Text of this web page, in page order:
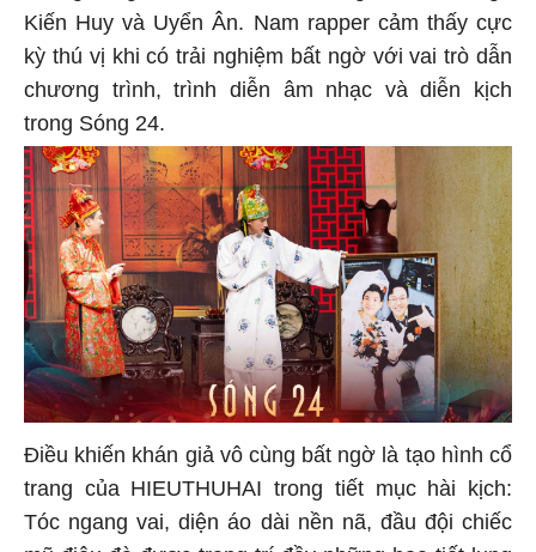
Kiến Huy và Uyển Ân. Nam rapper cảm thấy cực
kỳ thú vị khi có trải nghiệm bất ngờ với vai trò dẫn
chương trình, trình diễn âm nhạc và diễn kịch
trong Sóng 24.
Điều khiến khán giả vô cùng bất ngờ là tạo hình cổ
trang của HIEUTHUHAI trong tiết mục hài kịch:
Tóc ngang vai, diện áo dài nền nã, đầu đội chiếc